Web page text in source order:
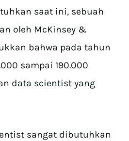
saat ini, sebuah
oleh McKinsey &
bahwa pada tahun
sampai 190.000
data scientist yang
sangat dibutuhkan